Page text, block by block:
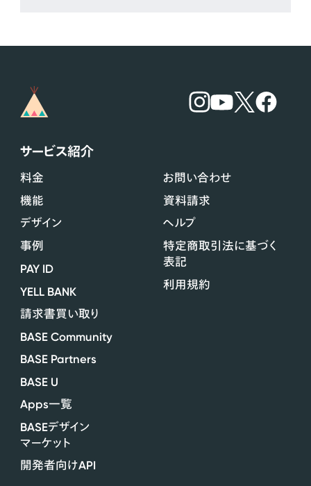
サービス紹介
料金
機能
デザイン
事例
PAY ID
YELL BANK
請求書買い取り
BASE Community
BASE Partners
BASE U
Apps一覧
BASEデザイン
マーケット
開発者向けAPI
お問い合わせ
資料請求
ヘルプ
特定商取引法に基づく
表記
利用規約